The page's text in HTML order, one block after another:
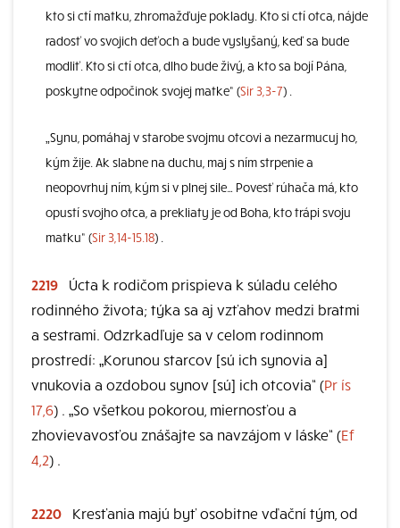
kto si ctí matku, zhromažďuje poklady. Kto si ctí otca, nájde
radosť vo svojich deťoch a bude vyslyšaný, keď sa bude
modliť. Kto si ctí otca, dlho bude živý, a kto sa bojí Pána,
poskytne odpočinok svojej matke“ (Sir 3,3-7) .
„Synu, pomáhaj v starobe svojmu otcovi a nezarmucuj ho,
kým žije. Ak slabne na duchu, maj s ním strpenie a
neopovrhuj ním, kým si v plnej sile… Povesť rúhača má, kto
opustí svojho otca, a prekliaty je od Boha, kto trápi svoju
matku“ (Sir 3,14-15.18) .
2219
Úcta k rodičom prispieva k súladu celého
rodinného života; týka sa aj vzťahov medzi bratmi
a sestrami. Odzrkadľuje sa v celom rodinnom
prostredí: „Korunou starcov [sú ich synovia a]
vnukovia a ozdobou synov [sú] ich otcovia“ (Pr ís
17,6) . „So všetkou pokorou, miernosťou a
zhovievavosťou znášajte sa navzájom v láske“ (Ef
4,2) .
2220
Kresťania majú byť osobitne vďační tým, od